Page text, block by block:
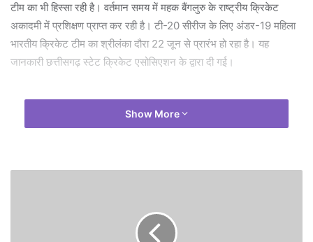
टीम का भी हिस्सा रही है। वर्तमान समय में महक बैंगलुरु के राष्ट्रीय क्रिकेट
अकादमी में प्रशिक्षण प्राप्त कर रही है। टी-20 सीरीज के लिए अंडर-19 महिला
भारतीय क्रिकेट टीम का श्रीलंका दौरा 22 जून से प्रारंभ हो रहा है। यह
जानकारी छत्तीसगढ़ स्टेट क्रिकेट एसोसिएशन के द्वारा दी गई।
Show More